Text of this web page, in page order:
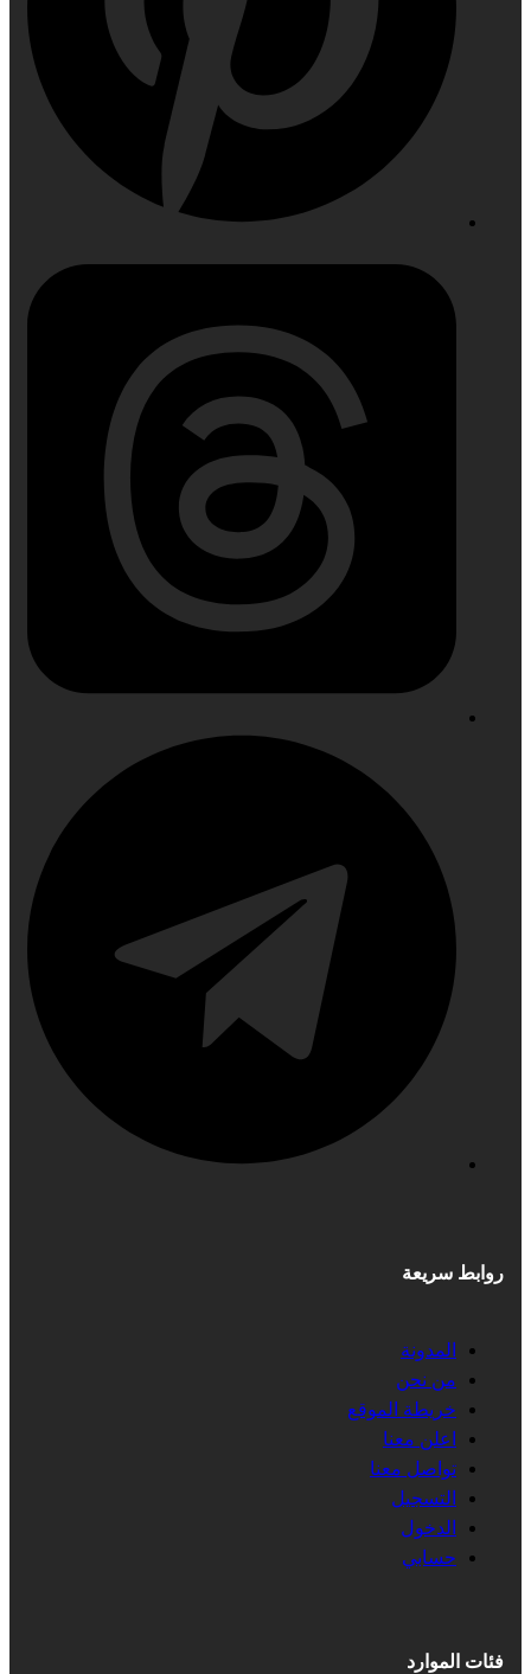
روابط سريعة
المدونة
من نحن
خريطة الموقع
اعلن معنا
تواصل معنا
التسجيل
الدخول
حسابي
فئات الموارد